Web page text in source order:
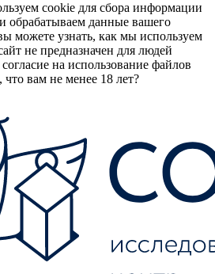
cookie для сбора информации
обрабатываем данные вашего
можете узнать, как мы используем
не предназначен для людей
на использование файлов
вам не менее 18 лет?